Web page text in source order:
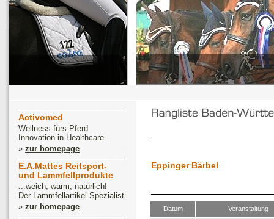
Activomed
Wellness fürs Pferd
Innovation in Healthcare
» zur homepage
E.A.Mattes Reitsport-
und Lammfellprodukte
...weich, warm, natürlich!
Der Lammfellartikel-Spezialist
» zur homepage
Eppinger Bärbel
Datum
Veranstaltung